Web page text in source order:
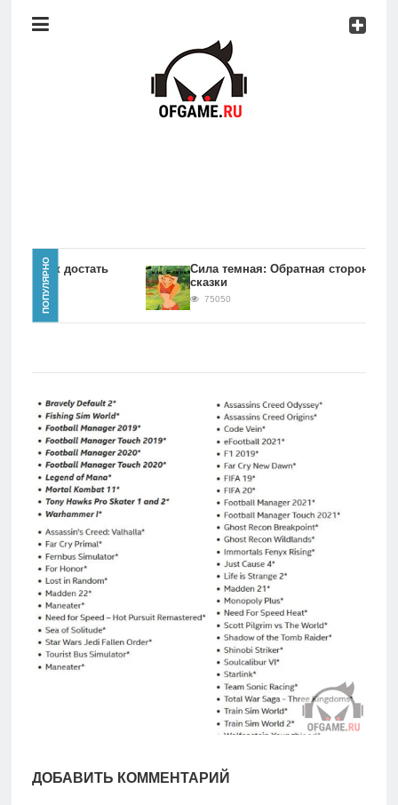
Консоли
Главная
игры
Мобильное
Культовые
игры
ПОПУЛЯРНО
Как достать
Сила темная: Обратная сторона
сказки
75050
ДОБАВИТЬ КОММЕНТАРИЙ